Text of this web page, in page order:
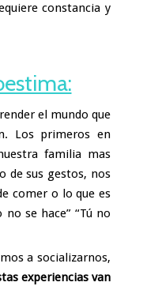
constancia y
el mundo que
Los primeros en
familia mas
de sus gestos, nos
comer o lo que es
se hace” “Tú no
a socializarnos,
experiencias van